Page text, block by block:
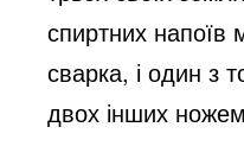
спиртних напоїв
сварка, і один з
двох інших